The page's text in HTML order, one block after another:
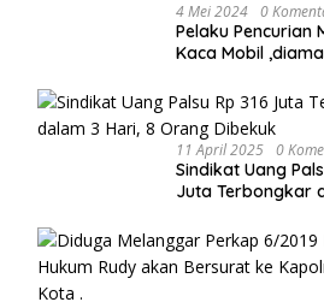
4 Mei 2024 0
Pelaku Pencurian
Kaca Mobil
Kota
11 April 2025 0
Sindikat Uang
Juta Terbongkar